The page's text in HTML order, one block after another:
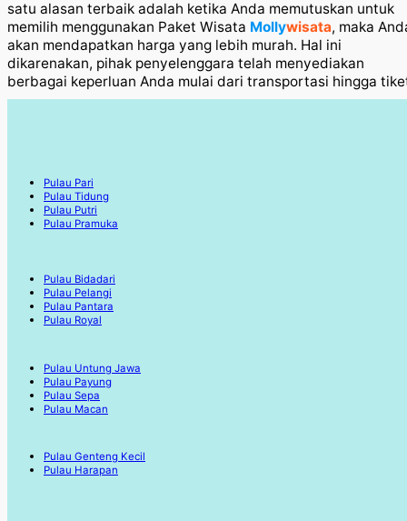
satu alasan terbaik adalah ketika Anda memutuskan untuk
memilih menggunakan Paket Wisata Mollywisata, maka
akan mendapatkan harga yang lebih murah. Hal ini
dikarenakan, pihak penyelenggara telah menyediakan
berbagai keperluan Anda mulai dari transportasi hingga
Pulau Pari
Pulau Tidung
Pulau Putri
Pulau Pramuka
Pulau Bidadari
Pulau Pelangi
Pulau Pantara
Pulau Royal
Pulau Untung Jawa
Pulau Payung
Pulau Sepa
Pulau Macan
Pulau Genteng Kecil
Pulau Harapan